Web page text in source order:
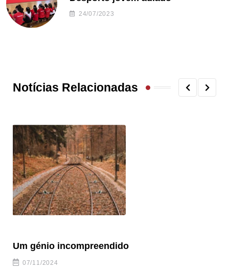
24/07/2023
Notícias Relacionadas
Um génio incompreendido
07/11/2024